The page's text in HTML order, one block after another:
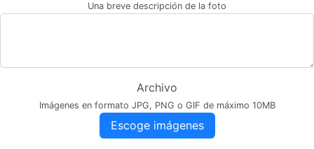
Una breve descripción de la foto
Archivo
Imágenes en formato JPG, PNG o GIF de máximo 10MB
Escoge imágenes